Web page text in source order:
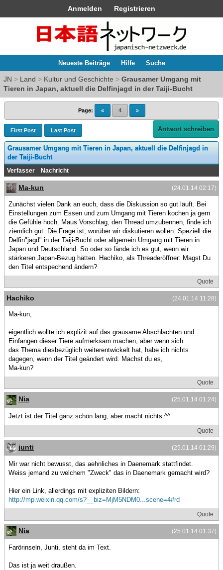
Anmelden Registrieren
Neueste Beiträge Hilfe Suche
JN > Land > Kultur und Geschichte > Grausamer Umgang mit
Tieren in Japan, aktuell die Delfinjagd in der Taiji-Bucht
Page: « 4 »
First Post Last Post Antwort schreiben
Grausamer Umgang mit Tieren in Japan, aktuell die Delfinjagd in
der Taiji-Bucht
Verfasser Nachricht
(24.01.14 02:17)
Ma-kun
Zunächst vielen Dank an euch, dass die Diskussion so gut läuft. Bei
Einstellungen zum Essen und zum Umgang mit Tieren kochen ja gern
die Gefühle hoch. Maus Vorschlag, den Thread umzubennen, finde ich
ziemlich gut. Die Frage ist, worüber wir diskutieren wollen. Speziell die
Delfin"jagd" in der Taiji-Bucht oder allgemein Umgang mit Tieren in
Japan und Deutschland. So oder so fände ich es gut, wenn wir
stärkeren Japan-Bezug hätten. Hachiko, als Threaderöffner: Magst Du
den Titel entspechend ändern?
Quote
(24.01.14 11:28)
Hachiko
Ma-kun,
eigentlich wollte ich explizit auf das grausame Abschlachten und
Einfangen dieser Tiere aufmerksam machen, aber wenn sich
das Thema diesbezüglich weiterentwickelt hat, habe ich nichts
dagegen, wenn der Titel geändert wird. Machst du es,
Ma-kun?
Quote
(25.01.14 01:24)
Nia
Jetzt ist der Titel ganz schön lang, aber macht nichts.^^
Quote
(25.01.14 01:29)
junti
Mir war nicht bewusst, das aehnliches in Daenemark stattfindet.
Weiss jemand zu welchem "Zweck" das in Daenemark gemacht wird?
Hier ein Link, allerdings mit expliziten Bildern:
http://mp.weixin.qq.com/s?__biz=MjM5NDM0...scene=4#rd
Quote
(25.01.14 01:37)
Nia
Farörinseln, Junti, steht da im Text.
Das ist ja weit draußen.